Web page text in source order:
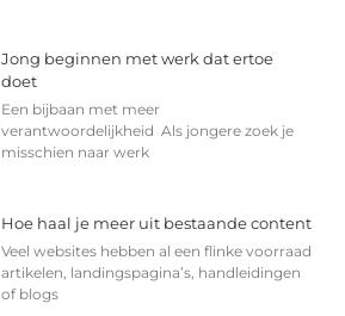
Jong beginnen met werk dat ertoe
doet
Een bijbaan met meer
verantwoordelijkheid Als jongere zoek je
misschien naar werk
Hoe haal je meer uit bestaande content
Veel websites hebben al een flinke voorraad
artikelen, landingspagina’s, handleidingen
of blogs